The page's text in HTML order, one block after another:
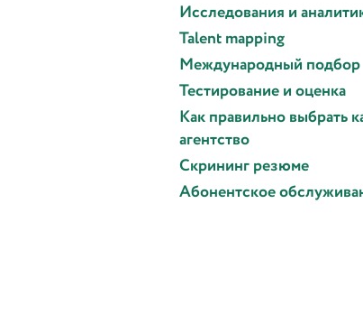
Исследования и
Talent mapping
Международный подбор
Тестирование и оценка
Как правильно выбрать
агентство
Скрининг резюме
Абонентское